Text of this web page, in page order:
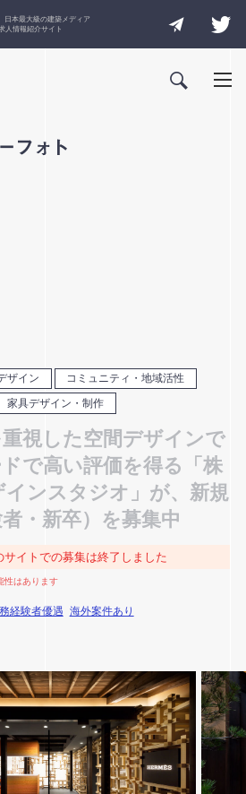
日本最大級の建築メディア
人情報紹介サイト
ザイン
コミュニティ・地域活性
家具デザイン・制作
視した空間デザインで
で高い評価を得る「株
ンスタジオ」が、新規
・新卒）を募集中
サイトでの募集は終了しました
性はあります
経験者優遇 海外案件あり